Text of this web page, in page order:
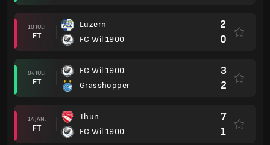
10 JULI
FT
Luzern
FC Wil 1900
2
0
04 JULI
FT
FC Wil 1900
Grasshopper
3
2
14 JAN.
FT
Thun
FC Wil 1900
7
1